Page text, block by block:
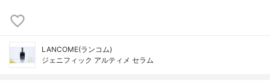
LANCOME(ランコム)
ジェニフィック アルティメ セラム